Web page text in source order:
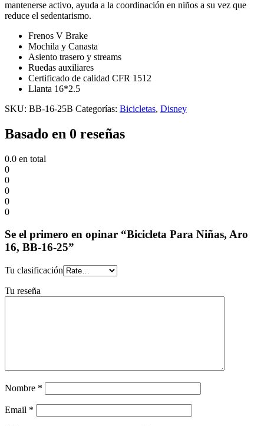
mantenerse activo, ayuda a la coordinación en niños a su vez que
reduce el sedentarismo.
Frenos V Brake
Mochila y Canasta
Asiento trasero y streams
Ruedas auxiliares
Certificado de calidad CFR 1512
Llanta 16*2.5
SKU: BB-16-25B Categorías: Bicicletas, Disney
Basado en 0 reseñas
0.0 en total
0
0
0
0
0
Se el primero en opinar “Bicicleta Para Niñas, Aro
16, BB-16-25”
Tu clasificación
Tu reseña
Nombre *
Email *